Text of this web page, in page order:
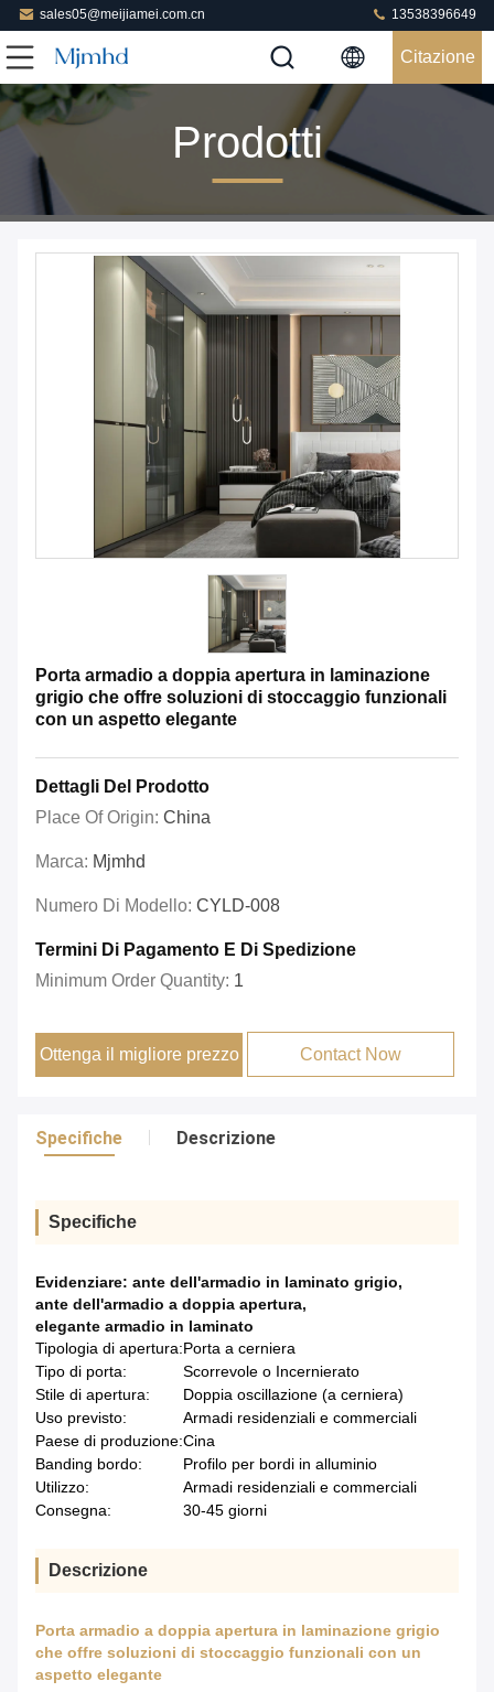
sales05@meijiamei.com.cn 13538396649
Citazione
Prodotti
Porta armadio a doppia apertura in laminazione
grigio che offre soluzioni di stoccaggio funzionali
con un aspetto elegante
Dettagli Del Prodotto
Place Of Origin: China
Marca: Mjmhd
Numero Di Modello: CYLD-008
Termini Di Pagamento E Di Spedizione
Minimum Order Quantity: 1
Ottenga il migliore prezzo Contact Now
Specifiche Descrizione
Specifiche
Evidenziare: ante dell'armadio in laminato grigio,
ante dell'armadio a doppia apertura,
elegante armadio in laminato
Tipologia di apertura:Porta a cerniera
Tipo di porta:
Scorrevole o Incernierato
Stile di apertura:
Doppia oscillazione (a cerniera)
Uso previsto:
Armadi residenziali e commerciali
Paese di produzione:Cina
Banding bordo:
Profilo per bordi in alluminio
Utilizzo:
Armadi residenziali e commerciali
Consegna:
30-45 giorni
Descrizione
Porta armadio a doppia apertura in laminazione grigio
che offre soluzioni di stoccaggio funzionali con un
aspetto elegante